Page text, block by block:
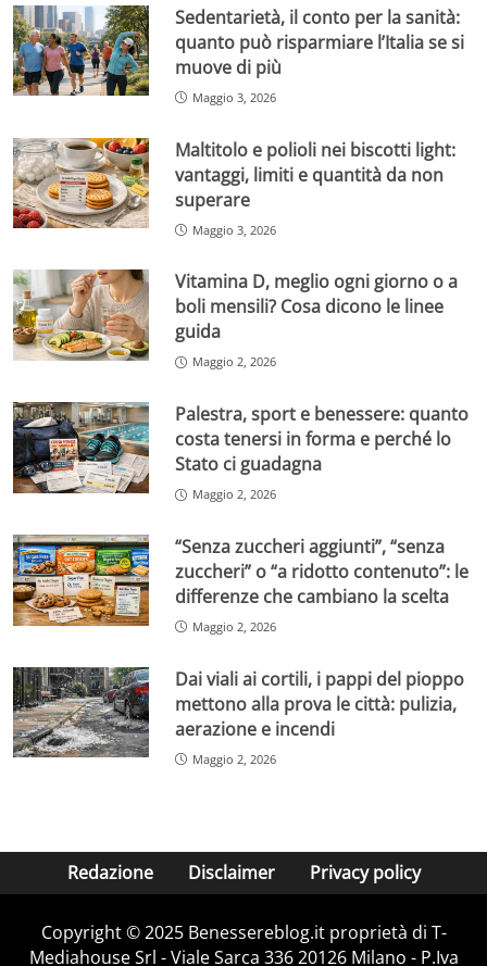
Sedentarietà, il conto per la sanità:
quanto può risparmiare l’Italia se si
muove di più
Maggio 3, 2026
Maltitolo e polioli nei biscotti light:
vantaggi, limiti e quantità da non
superare
Maggio 3, 2026
Vitamina D, meglio ogni giorno o a
boli mensili? Cosa dicono le linee
guida
Maggio 2, 2026
Palestra, sport e benessere: quanto
costa tenersi in forma e perché lo
Stato ci guadagna
Maggio 2, 2026
“Senza zuccheri aggiunti”, “senza
zuccheri” o “a ridotto contenuto”: le
differenze che cambiano la scelta
Maggio 2, 2026
Dai viali ai cortili, i pappi del pioppo
mettono alla prova le città: pulizia,
aerazione e incendi
Maggio 2, 2026
Redazione Disclaimer Privacy policy
Copyright © 2025 Benessereblog.it proprietà di T-
Mediahouse Srl - Viale Sarca 336 20126 Milano - P.Iva